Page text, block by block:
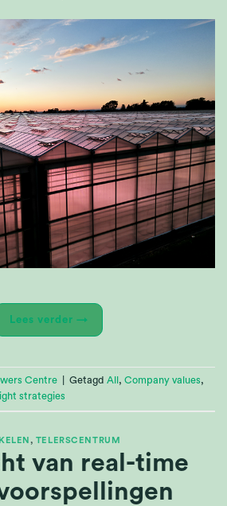
Lees verder →
Centre Getagd All , Company values,
strategies
, TELERSCENTRUM
van real-time